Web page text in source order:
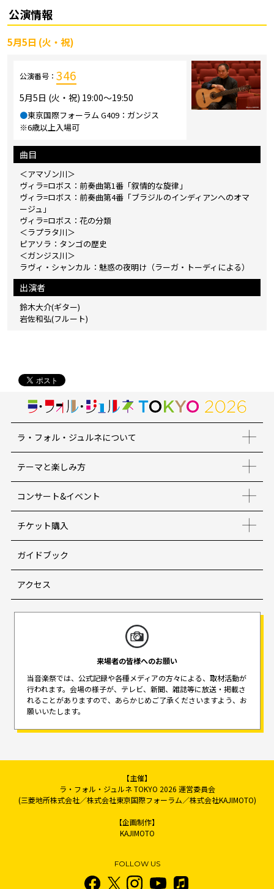
公演情報
5月5日 (火・祝)
公演番号： 346
5月5日 (火・祝) 19:00～19:50
●東京国際フォーラム G409：ガンジス
※6歳以上入場可
曲目
＜アマゾン川＞
ヴィラ=ロボス：前奏曲第1番「叙情的な旋律」
ヴィラ=ロボス：前奏曲第4番「ブラジルのインディアンへのオマ
ージュ」
ヴィラ=ロボス：花の分類
＜ラプラタ川＞
ピアソラ：タンゴの歴史
＜ガンジス川＞
ラヴィ・シャンカル：魅惑の夜明け（ラーガ・トーディによる）
出演者
鈴木大介(ギター)
岩佐和弘(フルート)
ラ・フォル・ジュルネについて
テーマと楽しみ方
コンサート&イベント
チケット購入
ガイドブック
アクセス
来場者の皆様へのお願い
当音楽祭では、公式記録や各種メディアの方々による、取材活動が
行われます。 会場の様子が、テレビ、新聞、雑誌等に放送・掲載さ
れることがありますので、 あらかじめご了承くださいますよう、お
願いいたします。
【主催】
ラ・フォル・ジュルネ TOKYO 2026 運営委員会
(三菱地所株式会社／株式会社東京国際フォーラム／株式会社KAJIMOTO)
【企画制作】
KAJIMOTO
FOLLOW US